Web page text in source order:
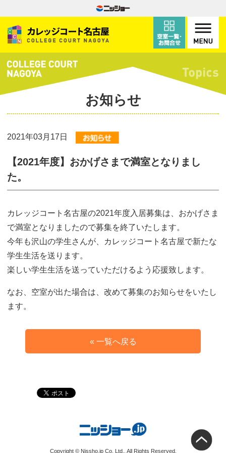
お知らせ
2021年03月17日
【2021年度】おかげさまで満室となりまし
た。
カレッジコート名古屋の2021年度入居募集は、おかげさま
で満室となりましたので募集を終了いたします。
今年も沢山の学生さんが、カレッジコート名古屋で新たな
学生生活を送ります。
楽しい学生生活を送っていただけるよう応援致します。
なお、空室が出た場合は、改めて募集のお知らせをいたし
ます。
« 一覧へ戻る
Copyright © Nissho.jp Co, Ltd., All Rights Reserved.